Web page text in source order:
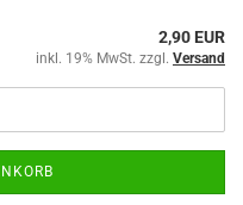
2,90 EUR
inkl. 19% MwSt. zzgl. Versand